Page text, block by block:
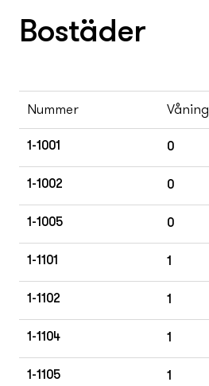
Bostäder
Nummer Våning
1-1001 0
1-1002 0
1-1005 0
1-1101 1
1-1102 1
1-1104 1
1-1105 1